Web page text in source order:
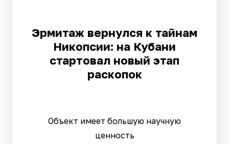
Эрмитаж вернулся к тайнам
Никопсии: на Кубани
стартовал новый этап
раскопок
Объект имеет большую научную
ценность